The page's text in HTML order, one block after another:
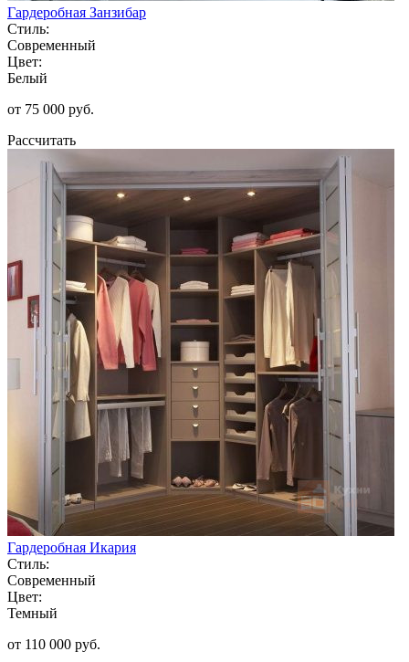
Гардеробная Занзибар
Стиль:
Современный
Цвет:
Белый
от 75 000 руб.
Рассчитать
Гардеробная Икария
Стиль:
Современный
Цвет:
Темный
от 110 000 руб.